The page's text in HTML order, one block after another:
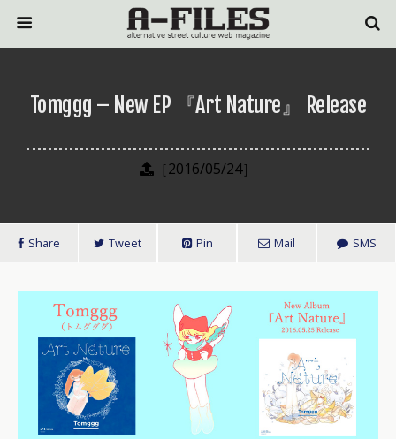
Tomggg – New EP 『Art Nature』 Release
［2016/05/24］
Share Tweet Pin Mail SMS